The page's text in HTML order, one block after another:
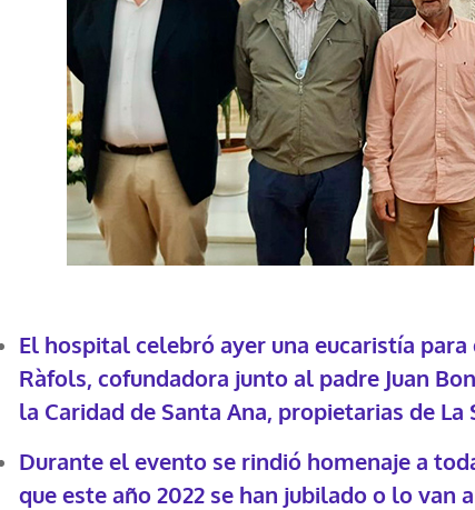
El hospital celebró ayer una eucaristía
Ràfols, cofundadora junto al padre Juan
la Caridad de Santa Ana, propietarias de La
Durante el evento se rindió homenaje a
que este año 2022 se han jubilado o lo van